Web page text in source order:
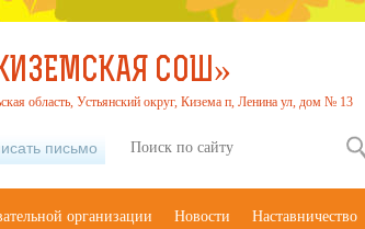
СОШ»
область, Устьянский округ, Кизема п, Ленина ул, дом № 13
письмо
организации Новости Наставничество